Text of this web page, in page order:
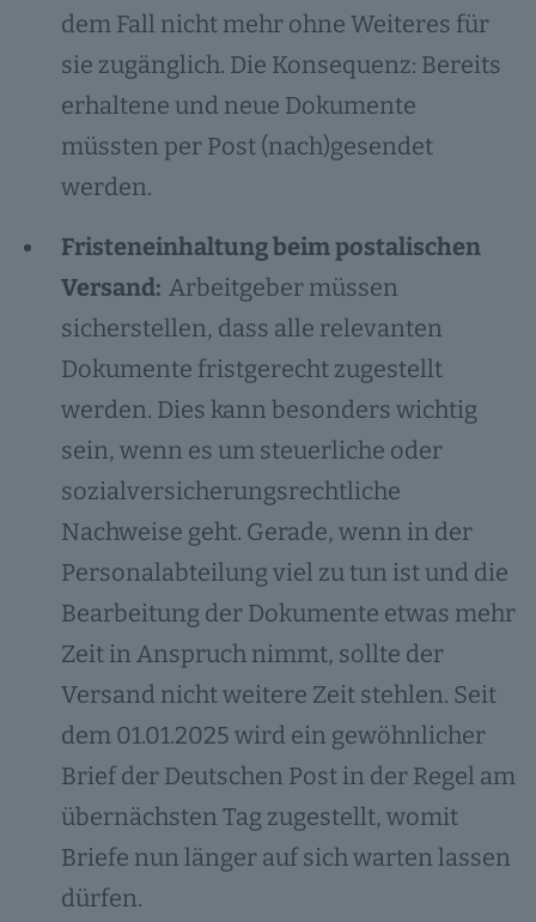
dem Fall nicht mehr ohne Weiteres für
sie zugänglich. Die Konsequenz: Bereits
erhaltene und neue Dokumente
müssten per Post (nach)gesendet
werden.
Fristeneinhaltung beim postalischen
Versand: Arbeitgeber müssen
sicherstellen, dass alle relevanten
Dokumente fristgerecht zugestellt
werden. Dies kann besonders wichtig
sein, wenn es um steuerliche oder
sozialversicherungsrechtliche
Nachweise geht. Gerade, wenn in der
Personalabteilung viel zu tun ist und die
Bearbeitung der Dokumente etwas mehr
Zeit in Anspruch nimmt, sollte der
Versand nicht weitere Zeit stehlen. Seit
dem 01.01.2025 wird ein gewöhnlicher
Brief der Deutschen Post in der Regel am
übernächsten Tag zugestellt, womit
Briefe nun länger auf sich warten lassen
dürfen.